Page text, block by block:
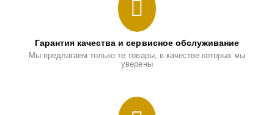
Гарантия качества и сервисное обслуживание
Мы предлагаем только те товары, в качестве которых мы
уверены